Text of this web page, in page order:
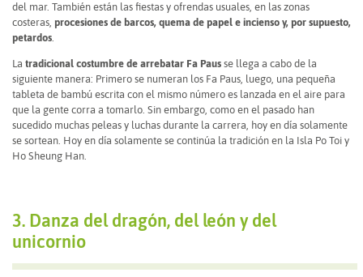
del mar. También están las fiestas y ofrendas usuales, en las zonas
costeras, procesiones de barcos, quema de papel e incienso y, por supuesto,
petardos.
La tradicional costumbre de arrebatar Fa Paus se llega a cabo de la
siguiente manera: Primero se numeran los Fa Paus, luego, una pequeña
tableta de bambú escrita con el mismo número es lanzada en el aire para
que la gente corra a tomarlo. Sin embargo, como en el pasado han
sucedido muchas peleas y luchas durante la carrera, hoy en día solamente
se sortean. Hoy en día solamente se continúa la tradición en la Isla Po Toi y
Ho Sheung Han.
3. Danza del dragón, del león y del
unicornio